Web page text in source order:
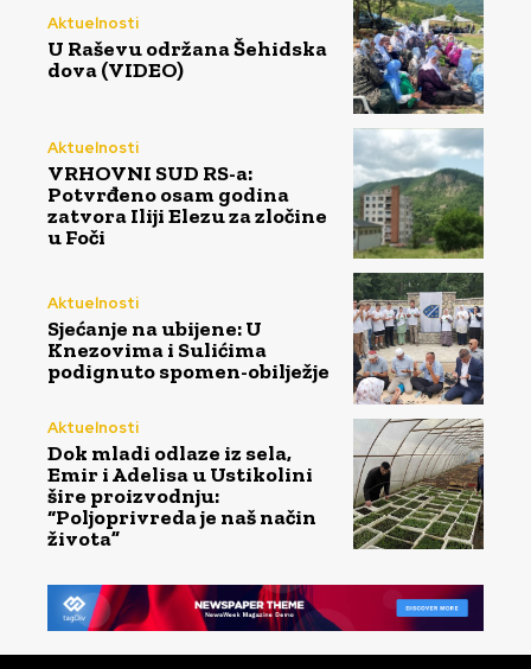
Aktuelnosti
U Raševu održana Šehidska
dova (VIDEO)
Aktuelnosti
VRHOVNI SUD RS-a:
Potvrđeno osam godina
zatvora Iliji Elezu za zločine
u Foči
Aktuelnosti
Sjećanje na ubijene: U
Knezovima i Sulićima
podignuto spomen-obilježje
Aktuelnosti
Dok mladi odlaze iz sela,
Emir i Adelisa u Ustikolini
šire proizvodnju:
“Poljoprivreda je naš način
života”